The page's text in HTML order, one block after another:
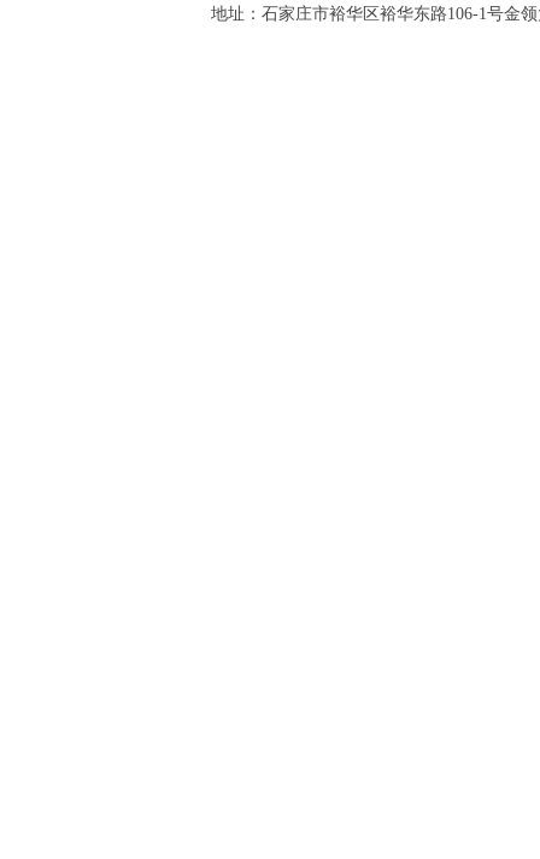
地址：石家庄市裕华区裕华东路106-1号金领